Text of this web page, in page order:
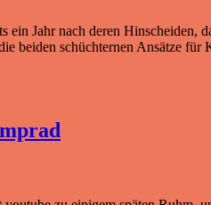
Jahr nach deren Hinscheiden,
beiden schüchternen Ansätze